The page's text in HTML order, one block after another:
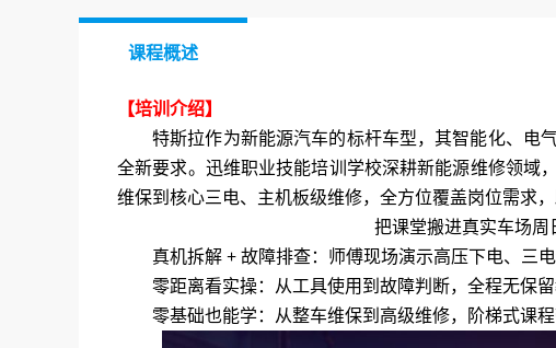
课程概述
【培训介绍】
特斯拉作为新能源汽车的标杆车型，其智能化、电
全新要求。迅维职业技能培训学校深耕新能源维修领域
维保到核心三电、主机板级维修，全方位覆盖岗位需求
把课堂搬进真实车场周
真机拆解 + 故障排查：师傅现场演示高压下电、三
零距离看实操：从工具使用到故障判断，全程无保
零基础也能学：从整车维保到高级维修，阶梯式课